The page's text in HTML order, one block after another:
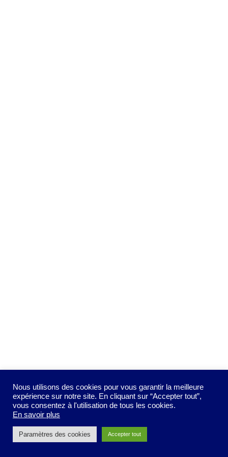
Nous utilisons des cookies pour vous garantir la meilleure
expérience sur notre site. En cliquant sur “Accepter tout”,
vous consentez à l'utilisation de tous les cookies.
En savoir plus
Paramètres des cookies Accepter tout